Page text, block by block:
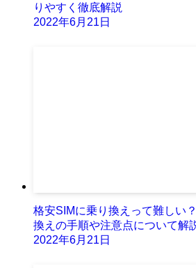
りやすく徹底解説
2022年6月21日
格安SIMに乗り換えって難しい
換えの手順や注意点について解
2022年6月21日